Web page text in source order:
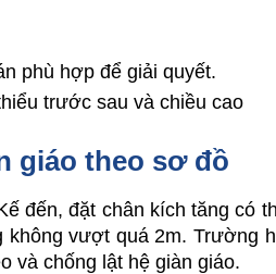
phù hợp để giải quyết.
trước sau và chiều cao
giáo theo sơ đồ
đặt chân kích tăng có
vượt quá 2m. Trường
và chống lật hệ giàn giáo.